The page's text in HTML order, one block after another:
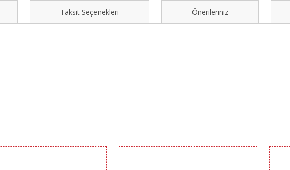
Taksit Seçenekleri Önerileriniz
konularda yetersiz gördüğünüz noktaları öneri formunu kullanarak tarafımıza iletebilirsiniz.